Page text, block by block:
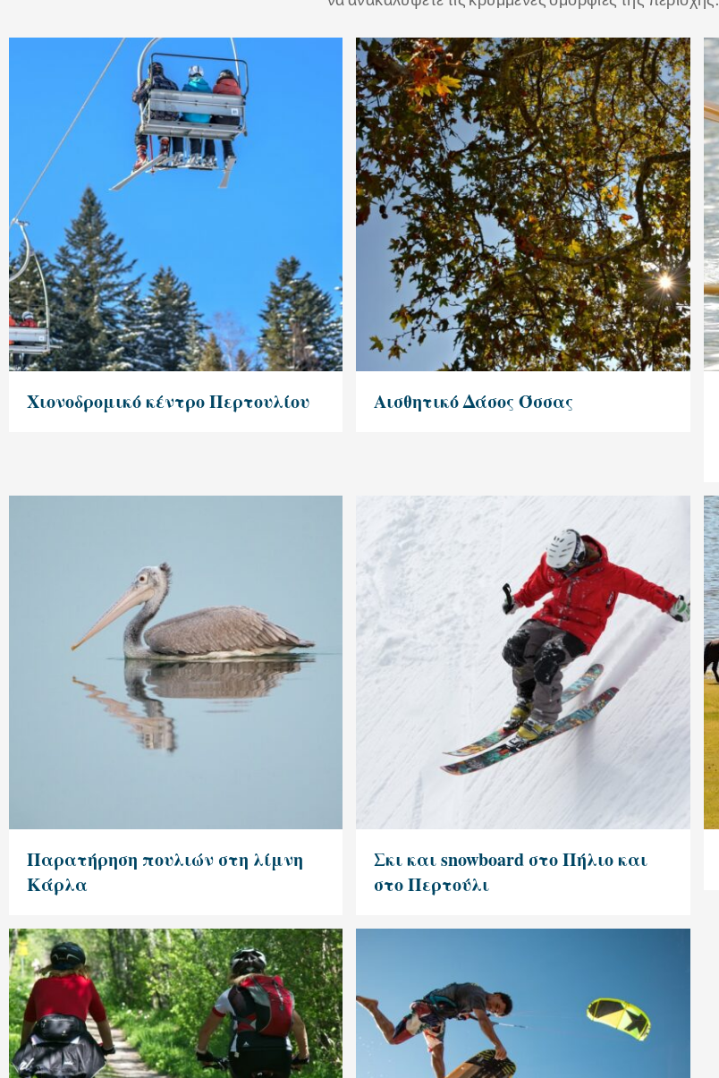
Χιονοδρομικό κέντρο Περτουλίου Αισθητικό Δάσος Όσσας
Παρατήρηση πουλιών στη λίμνη
Κάρλα
Σκι και snowboard στο Πήλιο και
στο Περτούλι